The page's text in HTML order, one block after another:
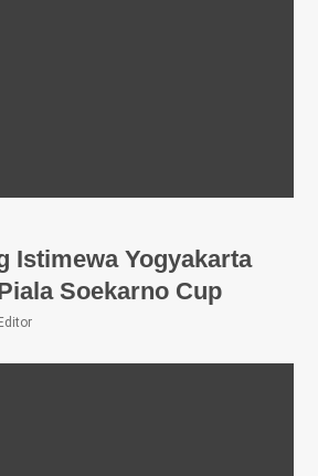
Istimewa Yogyakarta
Soekarno Cup